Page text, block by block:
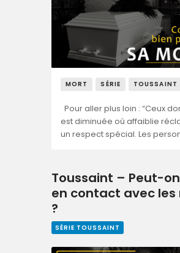
MORT SÉRIE TOUSSAINT
Pour aller plus loin : “Ceux
est diminuée où affaiblie
un respect spécial. Les
Toussaint – Peut-
en contact avec les
?
SÉRIE TOUSSAINT